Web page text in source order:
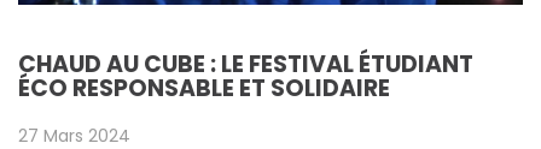
CHAUD AU CUBE : LE FESTIVAL ÉTUDIANT
ÉCO RESPONSABLE ET SOLIDAIRE
27 Mars 2024